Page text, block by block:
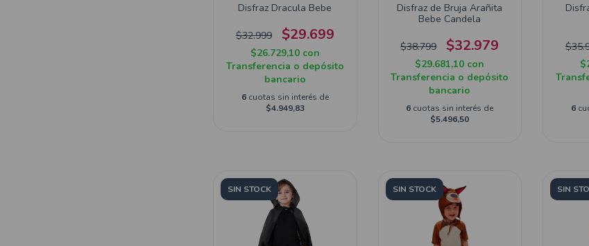
Disfraz Dracula Bebe
$32.999 $29.699
$26.729,10 con
Transferencia o depósito
bancario
6 cuotas sin interés de
$4.949,83
Disfraz de Bruja Arañita
Bebe Candela
$38.799 $32.979
$29.681,10 con
Transferencia o depósito
bancario
6 cuotas sin interés de
$5.496,50
6
SIN STOCK SIN STOCK SIN